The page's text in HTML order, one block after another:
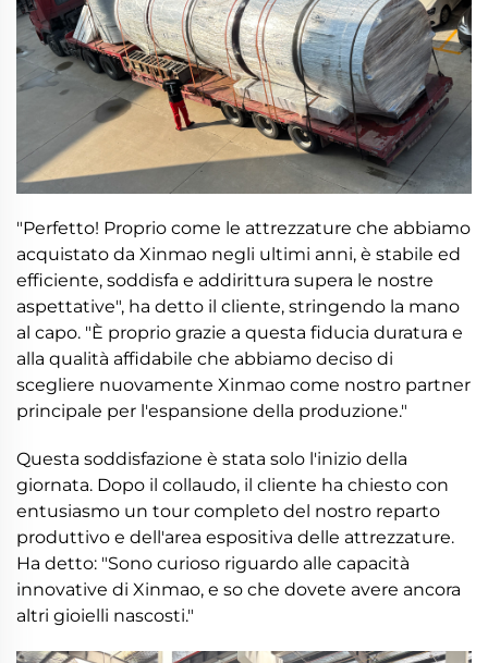
"Perfetto! Proprio come le attrezzature che abbiamo
acquistato da Xinmao negli ultimi anni, è stabile ed
efficiente, soddisfa e addirittura supera le nostre
aspettative", ha detto il cliente, stringendo la mano
al capo. "È proprio grazie a questa fiducia duratura e
alla qualità affidabile che abbiamo deciso di
scegliere nuovamente Xinmao come nostro partner
principale per l'espansione della produzione."
Questa soddisfazione è stata solo l'inizio della
giornata. Dopo il collaudo, il cliente ha chiesto con
entusiasmo un tour completo del nostro reparto
produttivo e dell'area espositiva delle attrezzature.
Ha detto: "Sono curioso riguardo alle capacità
innovative di Xinmao, e so che dovete avere ancora
altri gioielli nascosti."